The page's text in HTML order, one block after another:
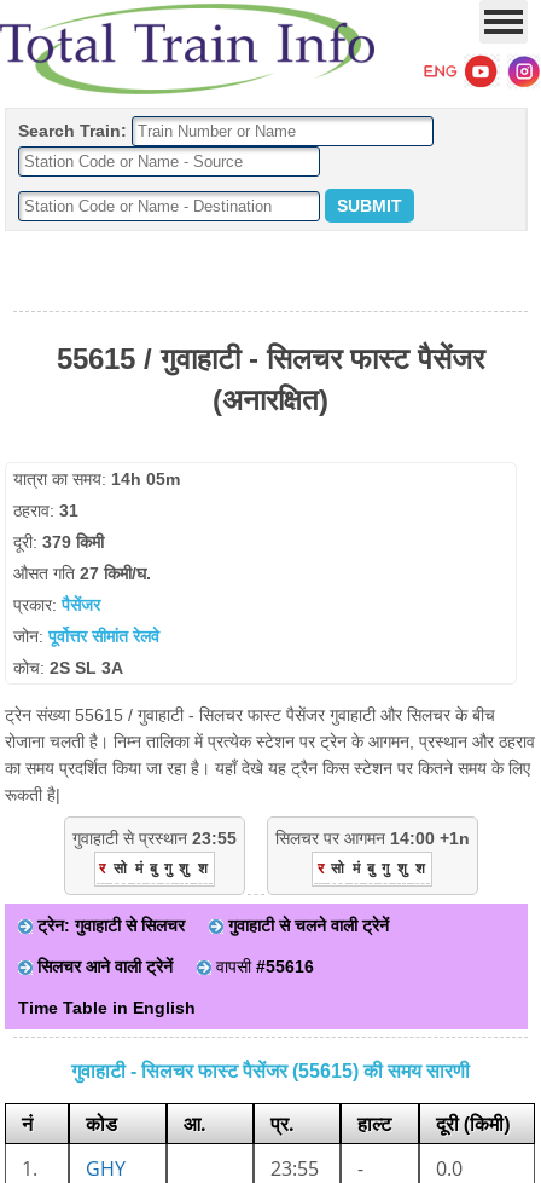
Search Train:
55615 / गुवाहाटी - सिलचर फास्ट पैसेंजर
(अनारक्षित)
यात्रा का समय: 14h 05m
ठहराव:31
दूरी:379 किमी
औसत गति27 किमी/घ.
प्रकार:पैसेंजर
जोन:पूर्वोत्तर सीमांत रेलवे
कोच:2S SL 3A
ट्रेन संख्या 55615 / गुवाहाटी - सिलचर फास्ट पैसेंजर गुवाहाटी और सिलचर के बीच
रोजाना चलती है। निम्न तालिका में प्रत्येक स्टेशन पर ट्रेन के आगमन, प्रस्थान और ठहराव
का समय प्रदर्शित किया जा रहा है। यहाँ देखे यह ट्रैन किस स्टेशन पर कितने समय के लिए
रूकती है|
गुवाहाटी से प्रस्थान 23:55
र सो मं बु गु शु श
सिलचर पर आगमन 14:00 +1n
र सो मं बु गु शु श
ट्रेन: गुवाहाटी से सिलचर गुवाहाटी से चलने वाली ट्रेनें
सिलचर आने वाली ट्रेनें वापसी#55616
Time Table in English
गुवाहाटी - सिलचर फास्ट पैसेंजर (55615) की समय सारणी
नं कोड आ. प्र. हाल्ट
दूरी (किमी)
1.
GHY 23:55 -
0.0